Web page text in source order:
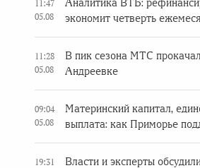
11:47
05.08
Аналитика ВТБ:
экономит четверть
11:28
05.08
В пик сезона МТС
Андреевке
09:04
05.08
Материнский капитал,
выплата: как Приморье
19:31
Власти и эксперты